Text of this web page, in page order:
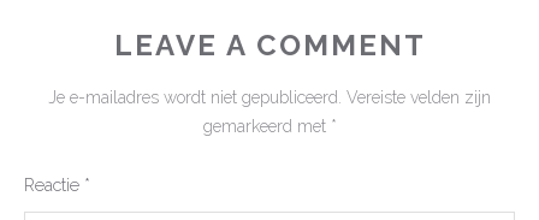
LEAVE A COMMENT
Je e-mailadres wordt niet gepubliceerd. Vereiste velden zijn
gemarkeerd met *
Reactie *